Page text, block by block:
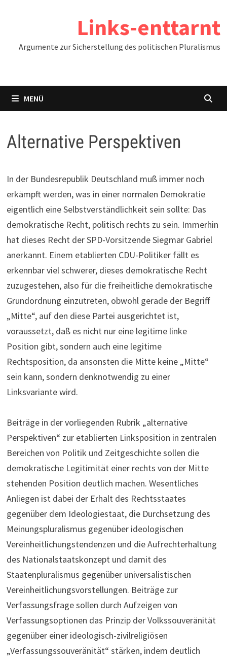
Links-enttarnt
Argumente zur Sicherstellung des politischen Pluralismus
MENÜ
Alternative Perspektiven
In der Bundesrepublik Deutschland muß immer noch
erkämpft werden, was in einer normalen Demokratie
eigentlich eine Selbstverständlichkeit sein sollte: Das
demokratische Recht, politisch rechts zu sein. Immerhin
hat dieses Recht der SPD-Vorsitzende Siegmar Gabriel
anerkannt. Einem etablierten CDU-Politiker fällt es
erkennbar viel schwerer, dieses demokratische Recht
zuzugestehen, also für die freiheitliche demokratische
Grundordnung einzutreten, obwohl gerade der Begriff
„Mitte“, auf den diese Partei ausgerichtet ist,
voraussetzt, daß es nicht nur eine legitime linke
Position gibt, sondern auch eine legitime
Rechtsposition, da ansonsten die Mitte keine „Mitte“
sein kann, sondern denknotwendig zu einer
Linksvariante wird.
Beiträge in der vorliegenden Rubrik „alternative
Perspektiven“ zur etablierten Linksposition in zentralen
Bereichen von Politik und Zeitgeschichte sollen die
demokratische Legitimität einer rechts von der Mitte
stehenden Position deutlich machen. Wesentliches
Anliegen ist dabei der Erhalt des Rechtsstaates
gegenüber dem Ideologiestaat, die Durchsetzung des
Meinungspluralismus gegenüber ideologischen
Vereinheitlichungstendenzen und die Aufrechterhaltung
des Nationalstaatskonzept und damit des
Staatenpluralismus gegenüber universalistischen
Vereinheitlichungsvorstellungen. Beiträge zur
Verfassungsfrage sollen durch Aufzeigen von
Verfassungsoptionen das Prinzip der Volkssouveränität
gegenüber einer ideologisch-zivilreligiösen
„Verfassungssouveränität“ stärken, indem deutlich